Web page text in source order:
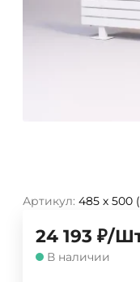
Артикул: 485 х 500
24 193 ₽/
В наличии